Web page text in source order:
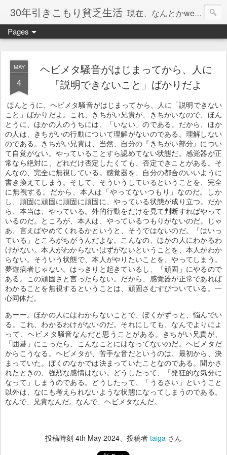
30年引きこもり貧乏生活 現在、なんとかweb系の仕事で食べています。このブログで扱う問題は「この世とはなにか」「人生とはなにか」「人間とはなにか」「強迫神経症の原因と解決法」「うつ病の原因と寄り添う方法」「家族の問題」などについてです。
Pages
MAY
4
ヘビメタ騒音がはじまってから、人に
「説明できないこと」ばかりだよ
ほんとうに、ヘビメタ騒音がはじまってから、人に「説明できない
こと」ばかりだよ。これ、きちがい兄貴が、きちがいなので、ほん
とうに、ほかの人のうちには、「いない」のである。だから、ほか
の人は、きちがいの行動について理解がないのである。理解しない
のである。きちがい兄貴は、当然、自分の『きちがい部分』につい
て自覚がない。やっていることすら認めてない状態だ。感覚器が正
常なら絶対に、どれだけ否定したくても、否定できことがある。そ
んなの、完全に無視している。感覚器を、自分の都合のいいように
書き換えてしまう。そして、そういうしているということを、完全
に無視する。だから、本人は「やってないつもり」なのだ。しか
し、頑固に頑固に頑固に頑固に、やっている状態が成り立つ。だか
ら、本当は、やっている。外的行動をだけを見て判断すればやって
いるのだ。ところが、本人は、やっているつもりがないのだ。じゃ
あ、言えばやめてくれるかというと、そうではないのだ。「はいっ
ている」ところがちがうんだよな。こんなの、ほかの人にわかるわ
けがない。本人がわからないはずがないということを、本人がわか
らない。そういう状態で、本人がやりたいことを、やってしまう。
夢遊病者じゃない。はっきりと起きているし、「頑固」にやるので
ある。この頑固さと言ったらない。だから、感覚器が正常であれば
わかることを無視するということは、頑固さむすびついている。一
心同体だ。
あーー。ほかの人にはわからないことで、ぼくがずっと、悩んでい
る。これ、わかるわけがないのだ。それにしても、なんでよりによ
って、ヘビメタ騒音なんだと思うことがある。きちがい兄貴が、
「囲碁」にこったら、こんなことにはなってないのだ。ヘビメタだ
からこうなる。ヘビメタが、苦手な音だというのは、最初から、決
まっていた。ぼくのなかでは決まっていたことなのである。聞かさ
れたときの、強烈な感情はない。どうしたって、「発狂的な気分に
なって」しまうのである。どうしたって、「うるさい」ということ
以外は、なにも考えられないような状態になってしまうのである。
なんで、兄貴なんだ。なんで、ヘビメタなんだ。
投稿時刻 4th May 2024、投稿者 taiga さん